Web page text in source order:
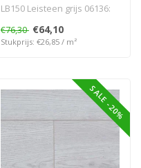
LB150 Leisteen grijs 06136:
brede, korte plank met
natuurs..
€76,30 €64,10
Stukprijs: €26,85 / m²
SALE -20%